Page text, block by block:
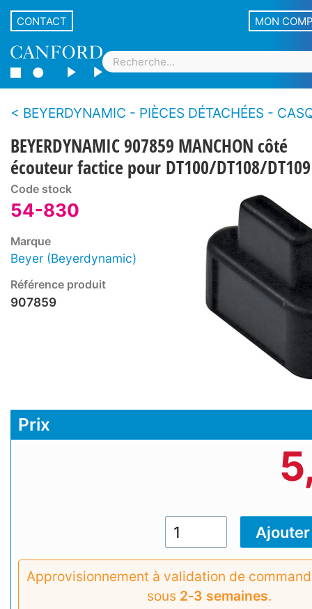
CONTACT MON
BEYERDYNAMIC - PIÈCES DÉTACHÉES - CASQUES ET MICRO-CASQUES - Série
BEYERDYNAMIC 907859 MANCHON côté
écouteur factice pour DT100/DT108/DT109
Code stock
54-830
Marque
Beyer (Beyerdynamic)
Référence produit
907859
Prix
Approvisionnement à validation de
sous 2‑3 semaines.